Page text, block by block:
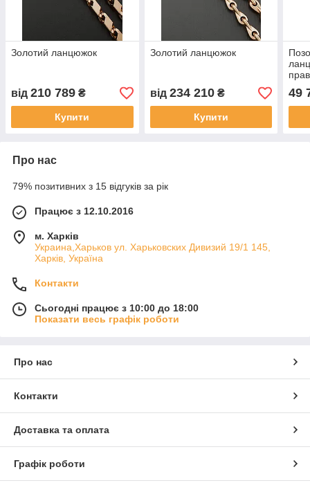
Золотий ланцюжок
від 210 789 ₴
Купити
Золотий ланцюжок
від 234 210₴
Купити
та
49
Про нас
79% позитивних з 15 відгуків за рік
Працює з 12.10.2016
м. Харків
Украина,Харьков ул. Харьковских Дивизий 19/1 145,
Харків, Україна
Контакти
Сьогодні працює з 10:00 до 18:00
Показати весь графік роботи
Про нас
Контакти
Доставка та оплата
Графік роботи